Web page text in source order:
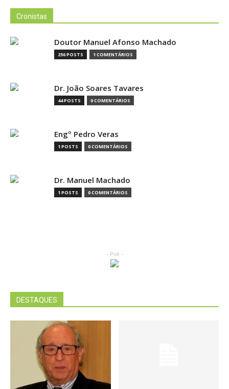
Cronistas
Doutor Manuel Afonso Machado
256 POSTS 1 COMENTÁRIOS
Dr. João Soares Tavares
44 POSTS 0 COMENTÁRIOS
Engº Pedro Veras
1 POSTS 0 COMENTÁRIOS
Dr. Manuel Machado
1 POSTS 0 COMENTÁRIOS
- Pub -
DESTAQUES